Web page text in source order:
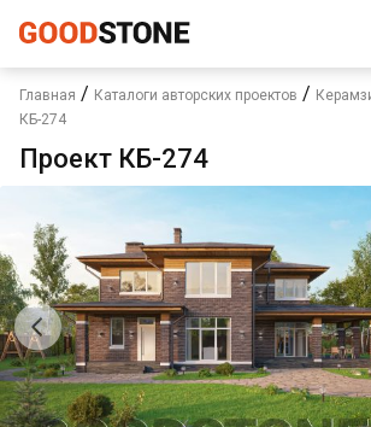
Главная / Каталоги авторских проектов /
КБ-274
Проект КБ-274